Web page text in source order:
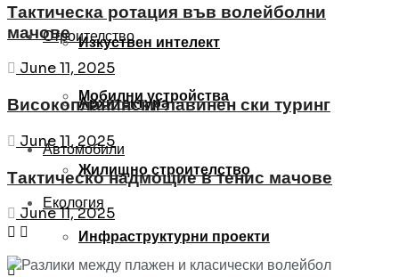
Строителство
Архитектура
Жилищно строителство
Инфраструктурни проекти
Изкуствен интелект
Мобилни устройства
Автомобили
Екология
Тактическа ротация във волейболни
мачове
June 11, 2025
Високопланински лавинен ски туринг
June 11, 2025
Тактическо надмощие в тенис мачове
June 11, 2025